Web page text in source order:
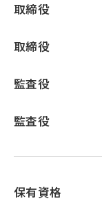
取締役
取締役
監査役
監査役
保有資格